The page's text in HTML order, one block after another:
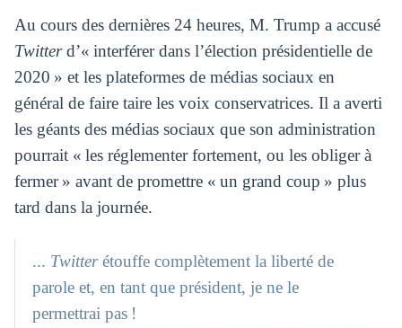
Au cours des dernières 24 heures, M. Trump a accusé
Twitterd’« interférer dans l’élection présidentielle de
2020 » et les plateformes de médias sociaux en
général de faire taire les voix conservatrices. Il a averti
les géants des médias sociaux que son administration
pourrait « les réglementer fortement, ou les obliger à
fermer » avant de promettre « un grand coup » plus
tard dans la journée.
... Twitterétouffe complètement la liberté de
parole et, en tant que président, je ne le
permettrai pas !